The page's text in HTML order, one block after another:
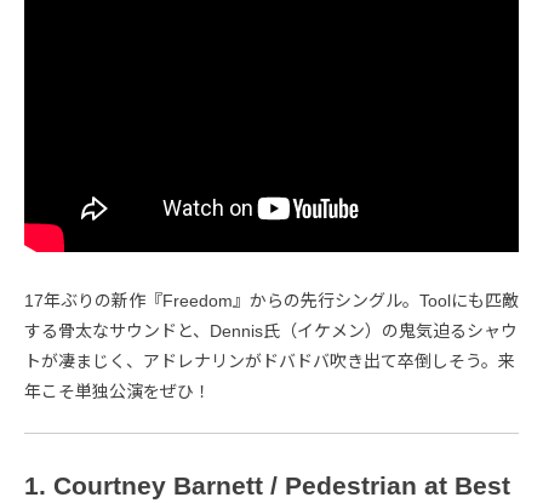
17年ぶりの新作『Freedom』からの先行シングル。Toolにも匹敵
する骨太なサウンドと、Dennis氏（イケメン）の鬼気迫るシャウ
トが凄まじく、アドレナリンがドバドバ吹き出て卒倒しそう。来
年こそ単独公演をぜひ！
1. Courtney Barnett / Pedestrian at Best